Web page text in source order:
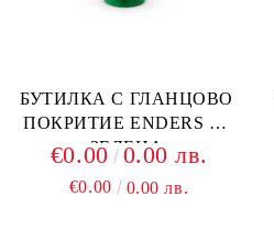
БУТИЛКА С ГЛАНЦОВО
ПОКРИТИЕ ENDERS M,
ЗЕЛЕНА
€0.00 0.00 лв.
€0.00 0.00 лв.